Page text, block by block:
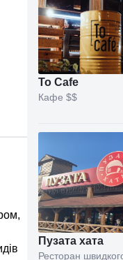
To Cafe
Кафе $$
Пузата хата
Ресторан